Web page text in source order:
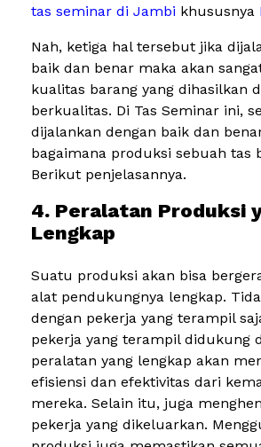
tas seminar di Jambi khususnya
Nah, ketiga hal tersebut jika
baik dan benar maka akan
kualitas barang yang dihasilkan
berkualitas. Di Tas Seminar ini,
dijalankan dengan baik dan
bagaimana produksi sebuah tas
Berikut penjelasannya.
4. Peralatan Produksi
Lengkap
Suatu produksi akan bisa
alat pendukungnya lengkap.
dengan pekerja yang terampil
pekerja yang terampil didukung
peralatan yang lengkap akan
efisiensi dan efektivitas dari
mereka. Selain itu, juga
pekerja yang dikeluarkan.